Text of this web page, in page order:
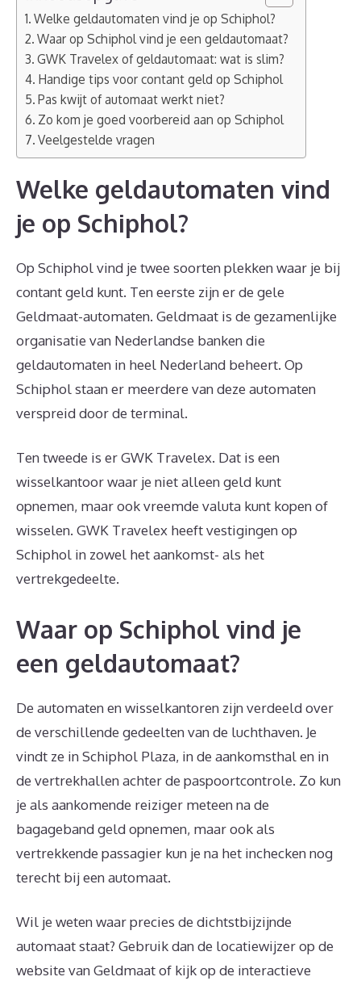
Welke geldautomaten vind je op Schiphol?
Waar op Schiphol vind je een geldautomaat?
GWK Travelex of geldautomaat: wat is slim?
Handige tips voor contant geld op Schiphol
Pas kwijt of automaat werkt niet?
Zo kom je goed voorbereid aan op Schiphol
Veelgestelde vragen
Welke geldautomaten vind
je op Schiphol?
Op Schiphol vind je twee soorten plekken waar je bij
contant geld kunt. Ten eerste zijn er de gele
Geldmaat-automaten. Geldmaat is de gezamenlijke
organisatie van Nederlandse banken die
geldautomaten in heel Nederland beheert. Op
Schiphol staan er meerdere van deze automaten
verspreid door de terminal.
Ten tweede is er GWK Travelex. Dat is een
wisselkantoor waar je niet alleen geld kunt
opnemen, maar ook vreemde valuta kunt kopen of
wisselen. GWK Travelex heeft vestigingen op
Schiphol in zowel het aankomst- als het
vertrekgedeelte.
Waar op Schiphol vind je
een geldautomaat?
De automaten en wisselkantoren zijn verdeeld over
de verschillende gedeelten van de luchthaven. Je
vindt ze in Schiphol Plaza, in de aankomsthal en in
de vertrekhallen achter de paspoortcontrole. Zo kun
je als aankomende reiziger meteen na de
bagageband geld opnemen, maar ook als
vertrekkende passagier kun je na het inchecken nog
terecht bij een automaat.
Wil je weten waar precies de dichtstbijzijnde
automaat staat? Gebruik dan de locatiewijzer op de
website van Geldmaat of kijk op de interactieve